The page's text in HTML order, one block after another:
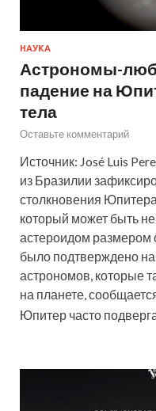
НАУКА
Астрономы-
падение на
тела
Оставьте комментарий
Источник: José Luis
из Бразилии
столкновения
который может быть
астероидом размером
было подтверждено
астрономов, которые
на планете,
Юпитер часто